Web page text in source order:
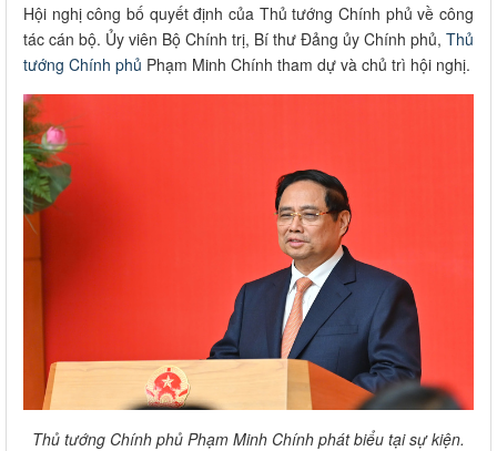
Hội nghị công bố quyết định của Thủ tướng Chính phủ về công
tác cán bộ. Ủy viên Bộ Chính trị, Bí thư Đảng ủy Chính phủ, Thủ
tướng Chính phủ Phạm Minh Chính tham dự và chủ trì hội nghị.
Thủ tướng Chính phủ Phạm Minh Chính phát biểu tại sự kiện.